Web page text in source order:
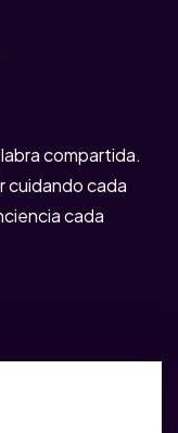
compartida.
cuidando cada
cada